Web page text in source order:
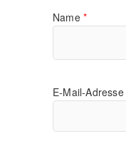
Name *
E-Mail-Adresse